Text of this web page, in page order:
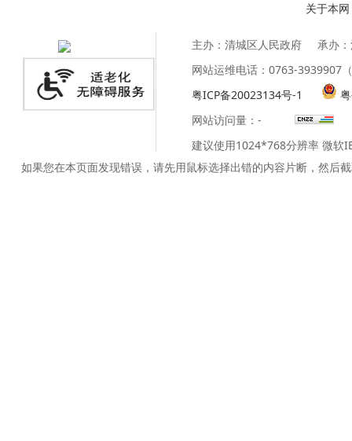
关于本网
主办：清城区人民政府
承办
网站运维电话：0763-3939907
粤ICP备20023134号-1
网站访问量： -
建议使用1024*768分辨率 微软
如果您在本页面发现错误，请先用鼠标选择出错的内容片断，然后